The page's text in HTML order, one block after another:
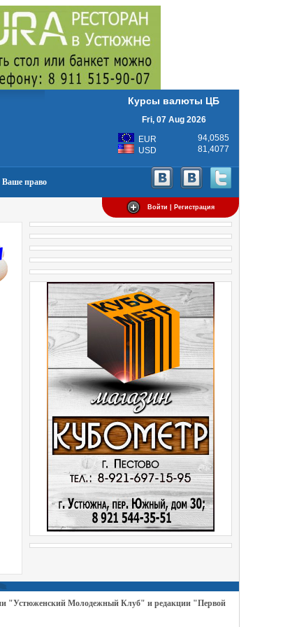
Курсы валюты ЦБ
Fri, 07 Aug 2026
EUR
94,0585
USD
81,4077
Ваше право
Войти | Регистрация
"Устюженский Молодежный Клуб" и редакции "Первой